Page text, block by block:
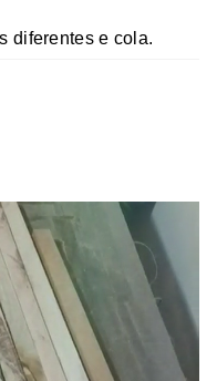
diferentes e cola.